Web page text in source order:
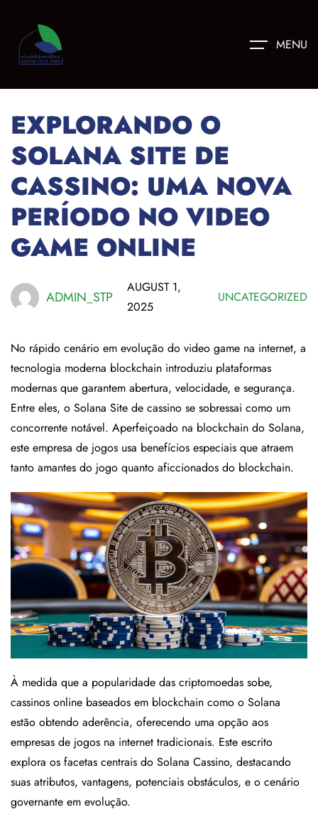
MENU
EXPLORANDO O
SOLANA SITE DE
CASSINO: UMA NOVA
PERÍODO NO VIDEO
GAME ONLINE
ADMIN_STP
AUGUST 1,
2025
UNCATEGORIZED
No rápido cenário em evolução do video game na internet, a
tecnologia moderna blockchain introduziu plataformas
modernas que garantem abertura, velocidade, e segurança.
Entre eles, o Solana Site de cassino se sobressai como um
concorrente notável. Aperfeiçoado na blockchain do Solana,
este empresa de jogos usa benefícios especiais que atraem
tanto amantes do jogo quanto aficcionados do blockchain.
À medida que a popularidade das criptomoedas sobe,
cassinos online baseados em blockchain como o Solana
estão obtendo aderência, oferecendo uma opção aos
empresas de jogos na internet tradicionais. Este escrito
explora os facetas centrais do Solana Cassino, destacando
suas atributos, vantagens, potenciais obstáculos, e o cenário
governante em evolução.